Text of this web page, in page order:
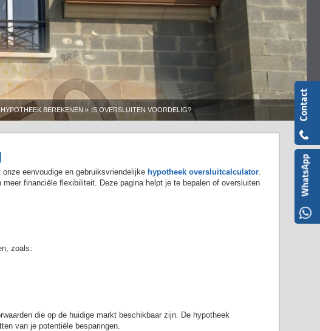
BEREKENEN » IS OVERSLUITEN VOORDELIG?
eenvoudige en gebruiksvriendelijke hypotheek oversluitcalculator.
financiële flexibiliteit. Deze pagina helpt je te bepalen of oversluiten
zoals:
die op de huidige markt beschikbaar zijn. De hypotheek
van je potentiële besparingen.